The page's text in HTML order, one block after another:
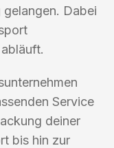
Dabei
Service
deiner
bis hin zur